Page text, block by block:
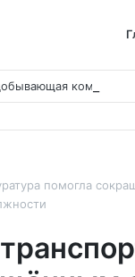
компания
помогла